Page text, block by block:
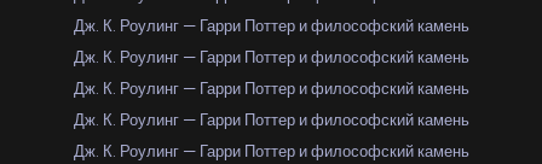
Дж. К. Роулинг — Гарри Поттер и философский камень
Дж. К. Роулинг — Гарри Поттер и философский камень
Дж. К. Роулинг — Гарри Поттер и философский камень
Дж. К. Роулинг — Гарри Поттер и философский камень
Дж. К. Роулинг — Гарри Поттер и философский камень